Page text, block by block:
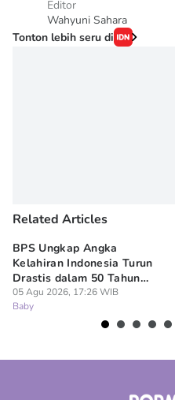
Editor
Wahyuni Sahara
Tonton lebih seru di
Related Articles
BPS Ungkap Angka
Kelahiran Indonesia Turun
Drastis dalam 50 Tahun
Terakhir
05 Agu 2026, 17:26 WIB
Baby